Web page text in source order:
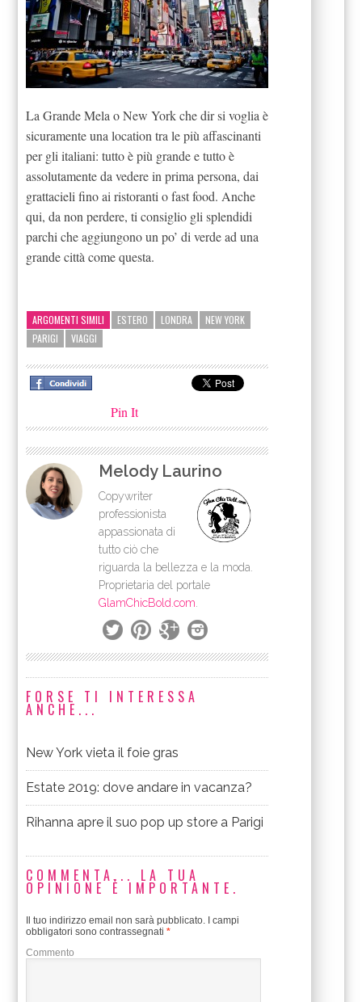
La Grande Mela o New York che dir si voglia è
sicuramente una location tra le più affascinanti
per gli italiani: tutto è più grande e tutto è
assolutamente da vedere in prima persona, dai
grattacieli fino ai ristoranti o fast food. Anche
qui, da non perdere, ti consiglio gli splendidi
parchi che aggiungono un po’ di verde ad una
grande città come questa.
ARGOMENTI SIMILI ESTERO LONDRA
NEW YORK
PARIGI
VIAGGI
Pin It
Melody Laurino
Copywriter
professionista
appassionata di
tutto ciò che
riguarda la bellezza e la moda.
Proprietaria del portale
GlamChicBold.com.
FORSE TI INTERESSA
ANCHE...
New York vieta il foie gras
Estate 2019: dove andare in vacanza?
Rihanna apre il suo pop up store a Parigi
COMMENTA... LA TUA
OPINIONE È IMPORTANTE.
Il tuo indirizzo email non sarà pubblicato. I campi
obbligatori sono contrassegnati*
Commento